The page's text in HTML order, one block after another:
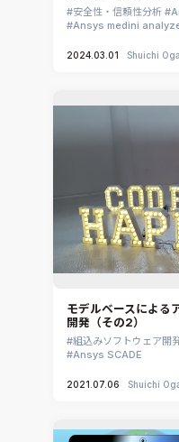
3DEXPERIENCE
Ansys Granta
安全性・信頼性分析
Ansys medini
2024.03.01 Shuichi
モデルベースによる
開発（その2）
組込みソフトウェア開
Ansys SCADE
2021.07.06 Shuichi